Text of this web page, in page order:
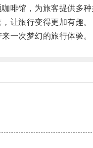
馆，为旅客提供多种
让旅行变得更加有趣。
一次梦幻的旅行体验。